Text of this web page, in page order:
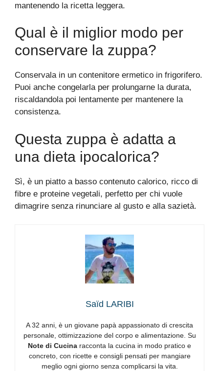
mantenendo la ricetta leggera.
Qual è il miglior modo per
conservare la zuppa?
Conservala in un contenitore ermetico in frigorifero.
Puoi anche congelarla per prolungarne la durata,
riscaldandola poi lentamente per mantenere la
consistenza.
Questa zuppa è adatta a
una dieta ipocalorica?
Sì, è un piatto a basso contenuto calorico, ricco di
fibre e proteine vegetali, perfetto per chi vuole
dimagrire senza rinunciare al gusto e alla sazietà.
Saïd LARIBI
A 32 anni, è un giovane papà appassionato di crescita
personale, ottimizzazione del corpo e alimentazione. Su
Note di Cucina racconta la cucina in modo pratico e
concreto, con ricette e consigli pensati per mangiare
meglio ogni giorno senza complicarsi la vita.